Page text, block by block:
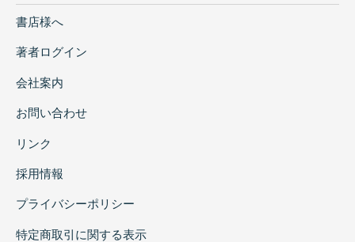
書店様へ
著者ログイン
会社案内
お問い合わせ
リンク
採用情報
プライバシーポリシー
特定商取引に関する表示